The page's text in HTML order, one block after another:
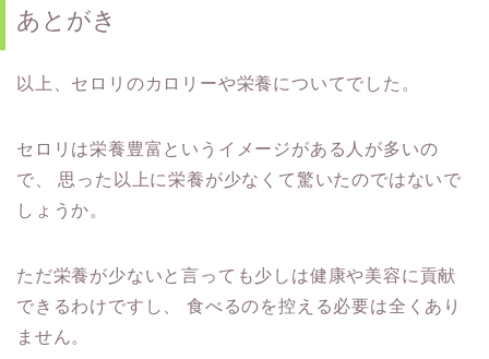
あとがき
以上、セロリのカロリーや栄養についてでした。
セロリは栄養豊富というイメージがある人が多いの
で、
思った以上に栄養が少なくて驚いたのではないで
しょうか。
ただ栄養が少ないと言っても少しは健康や美容に貢献
できるわけですし、
食べるのを控える必要は全くあり
ません。